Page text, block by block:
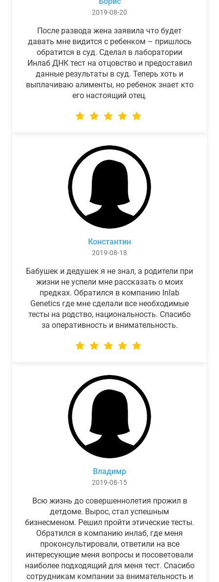
2019-08-20
После развода жена заявила что будет
давать мне видится с ребенком – пришлось
обратится в суд. Сделал в лаборатории
Инлаб ДНК тест на отцовство и предоставил
данные результаты в суд. Теперь хоть и
выплачиваю алименты, но ребенок знает кто
его настоящий отец.
Константин
2019-08-18
Бабушек и дедушек я не знал, а родители при
жизни не успели мне рассказать о моих
предках. Обратился в компанию Inlab
Genetics где мне сделали все необходимые
тесты на родство, национальность. Спасибо
за оперативность и внимательность.
Владимр
2019-08-15
Всю жизнь до совершеннолетия прожил в
детдоме. Вырос, стал успешным
бизнесменом. Решил пройти этические тесты.
Обратился в компанию инлаб, где меня
проконсультировали, ответили на все
интересующие меня вопросы и посоветовали
наиболее подходящий для меня тест. Спасибо
сотрудникам компании за внимательность и